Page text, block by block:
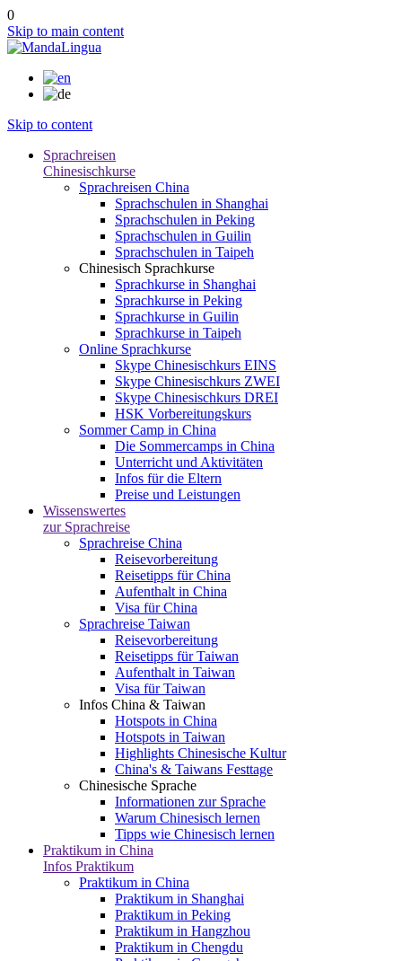
0
Skip to main content
Skip to content
Sprachreisen
Chinesischkurse
Sprachreisen China
Sprachschulen in Shanghai
Sprachschulen in Peking
Sprachschulen in Guilin
Sprachschulen in Taipeh
Chinesisch Sprachkurse
Sprachkurse in Shanghai
Sprachkurse in Peking
Sprachkurse in Guilin
Sprachkurse in Taipeh
Online Sprachkurse
Skype Chinesischkurs EINS
Skype Chinesischkurs ZWEI
Skype Chinesischkurs DREI
HSK Vorbereitungskurs
Sommer Camp in China
Die Sommercamps in China
Unterricht und Aktivitäten
Infos für die Eltern
Preise und Leistungen
Wissenswertes
zur Sprachreise
Sprachreise China
Reisevorbereitung
Reisetipps für China
Aufenthalt in China
Visa für China
Sprachreise Taiwan
Reisevorbereitung
Reisetipps für Taiwan
Aufenthalt in Taiwan
Visa für Taiwan
Infos China & Taiwan
Hotspots in China
Hotspots in Taiwan
Highlights Chinesische Kultur
China's & Taiwans Festtage
Chinesische Sprache
Informationen zur Sprache
Warum Chinesisch lernen
Tipps wie Chinesisch lernen
Praktikum in China
Infos Praktikum
Praktikum in China
Praktikum in Shanghai
Praktikum in Peking
Praktikum in Hangzhou
Praktikum in Chengdu